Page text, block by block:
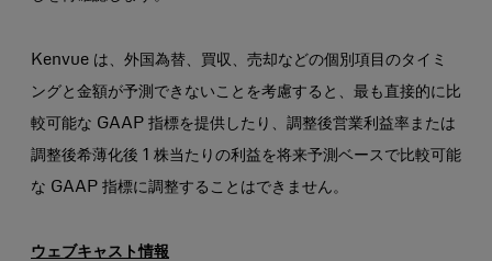
Kenvue は、外国為替、買収、売却などの個別項目のタイミ
ングと金額が予測できないことを考慮すると、最も直接的に比
較可能な GAAP 指標を提供したり、調整後営業利益率または
調整後希薄化後 1 株当たりの利益を将来予測ベースで比較可能
な GAAP 指標に調整することはできません。
ウェブキャスト情報